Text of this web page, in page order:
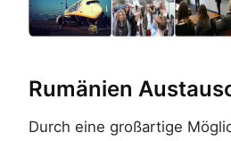
Rumänien
Durch eine großartige